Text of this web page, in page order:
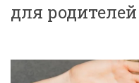
для родителей